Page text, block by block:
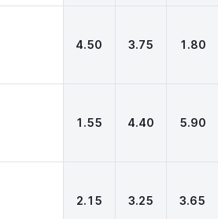
4.50 3.75 1.80
1.55 4.40 5.90
2.15 3.25 3.65